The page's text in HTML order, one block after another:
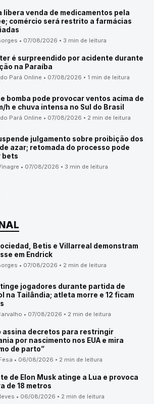
libera venda de medicamentos pela
comércio será restrito a farmácias
• 07/08/2026 • 3 min de leitura
é surpreendido por acidente durante
na Paraíba
Pará Online • 07/08/2026 • 1 min de leitura
bomba pode provocar ventos acima de
h e chuva intensa no Sul do Brasil
Pará Online • 07/08/2026 • 2 min de leitura
julgamento sobre proibição dos
azar; retomada do processo pode
bets
• 07/08/2026 • 3 min de leitura
Betis e Villarreal demonstram
em Endrick
• 07/08/2026 • 2 min de leitura
jogadores durante partida de
na Tailândia; atleta morre e 12 ficam
• 07/08/2026 • 2 min de leitura
assina decretos para restringir
por nascimento nos EUA e mira
de parto”
• 06/08/2026 • 2 min de leitura
de Elon Musk atinge a Lua e provoca
de 18 metros
• 06/08/2026 • 2 min de leitura